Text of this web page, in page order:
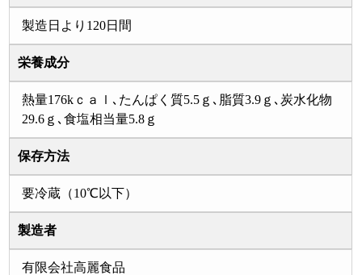
製造日より120日間
栄養成分
熱量176kｃａｌ､たんぱく質5.5ｇ､脂質3.9ｇ､炭水化物
29.6ｇ､食塩相当量5.8ｇ
保存方法
要冷蔵（10℃以下）
製造者
有限会社高麗食品